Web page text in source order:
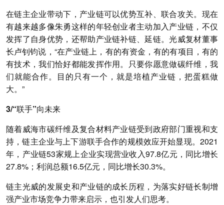
在链主企业带动下，产业链可以优势互补、联合攻关。现在
有越来越多像朱勇这样的年轻创业者主动加入产业链，不仅
发挥了自身优势，还帮助产业链补链、延链。光威复材董事
长卢钊钧说，“在产业链上，有的有资金，有的有项目，有的
有技术，我们恰好都能发挥作用。只要你愿意做碳纤维，我
们就能合作。目的只有一个，就是培植产业链，把蛋糕做
大。”
3/“联手”向未来
随着威海市碳纤维及复合材料产业链受到政府部门重视和支
持，链主企业与上下游联手合作的规模效应开始显现。2021
年，产业链53家规上企业实现营业收入97.8亿元，同比增长
27.8%；利润总额16.5亿元，同比增长30.3%。
链主光威的发展史和产业链的成长历程，为落实好链长制增
强产业市场竞争力带来启示，也引发人们思考。